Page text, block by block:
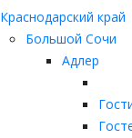
Краснодарский край
Большой Сочи
Адлер